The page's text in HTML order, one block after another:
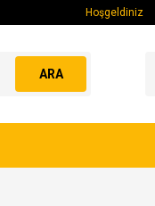
Hoşgeldiniz
ARA